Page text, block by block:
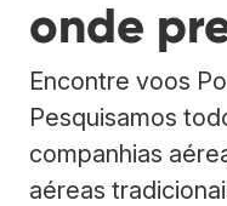
onde
Encontre voos
Pesquisamos
companhias
aéreas